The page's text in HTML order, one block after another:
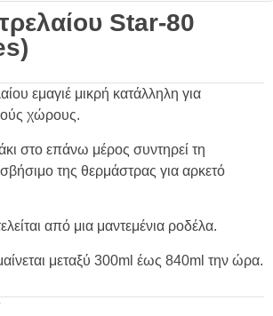
Star-80
εμαγιέ μικρή κατάλληλη για
χώρους.
στο επάνω μέρος συντηρεί τη
της θερμάστρας για αρκετό
από μια μαντεμένια ροδέλα.
μεταξύ 300ml έως 840ml την ώρα.